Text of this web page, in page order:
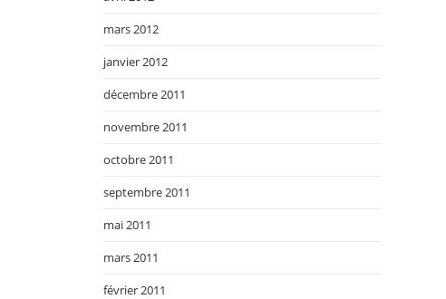
mars 2012
janvier 2012
décembre 2011
novembre 2011
octobre 2011
septembre 2011
mai 2011
mars 2011
février 2011